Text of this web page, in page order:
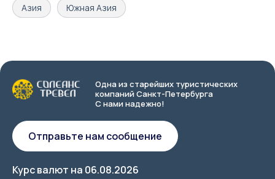
Азия Южная Азия
Одна из старейших туристических
компаний Санкт-Петербурга
С нами надежно!
Курс валют на 06.08.2026
Отправьте нам сообщение